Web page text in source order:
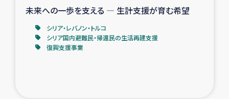
未来への一歩を支える ― 生計支援が育む希望
シリア・レバノン・トルコ
シリア国内避難民・帰還民の生活再建支援
復興支援事業